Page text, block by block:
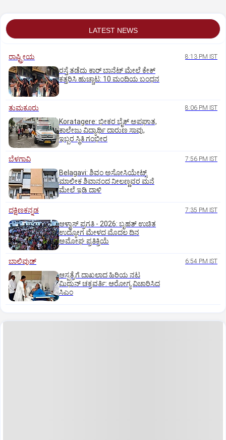
LATEST NEWS
ರಾಷ್ಟ್ರೀಯ 8:13 PM IST
ರಸ್ತೆ ತಡೆದು ಕಾರ್ ಬಾನೆಟ್ ಮೇಲೆ ಕೇಕ್
ಕತ್ತರಿಸಿ ಹುಚ್ಚಾಟ: 10 ಮಂದಿಯ ಬಂಧನ
ತುಮಕೂರು 8:06 PM IST
Koratagere: ಭೀಕರ ಬೈಕ್ ಅಪಘಾತ,
ಕಾಲೇಜು ವಿದ್ಯಾರ್ಥಿ ದಾರುಣ ಸಾವು,
ಇಬ್ಬರ ಸ್ಥಿತಿ ಗಂಭೀರ
ಬೆಳಗಾವಿ 7:56 PM IST
Belagavi: ಶಿವಂ ಅಸೋಸಿಯೇಟ್ಸ್
ಮಾಲೀಕ ಶಿವಾನಂದ ನೀಲಣ್ಣವರ ಮನೆ
ಮೇಲೆ ಇಡಿ‌ ದಾಳಿ
ದಕ್ಷಿಣಕನ್ನಡ 7:35 PM IST
ಆಳ್ವಾಸ್‌ ಪ್ರಗತಿ - 2026: ಬೃಹತ್ ಉಚಿತ
ಉದ್ಯೋಗ ಮೇಳದ ಮೊದಲ ದಿನ
ಅಮೋಘ ಪ್ರತಿಕ್ರಿಯೆ
ಬಾಲಿವುಡ್‌ 6:54 PM IST
ಆಸ್ಪತ್ರೆಗೆ ದಾಖಲಾದ ಹಿರಿಯ ನಟ
ಮಿಥುನ್ ಚಕ್ರವರ್ತಿ: ಆರೋಗ್ಯ ವಿಚಾರಿಸಿದ
ಸಿಎಂ